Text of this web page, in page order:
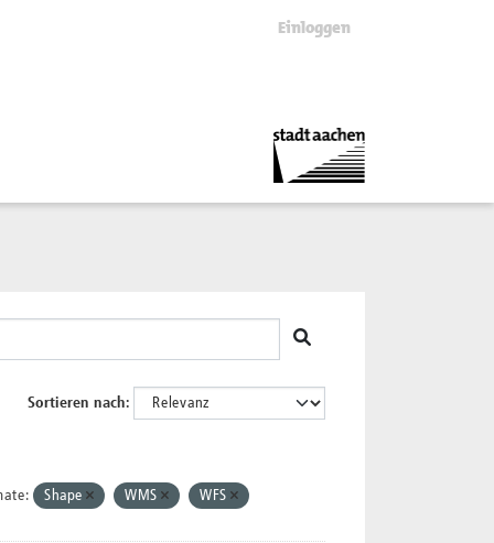
Einloggen
Sortieren nach
Shape WMS WFS